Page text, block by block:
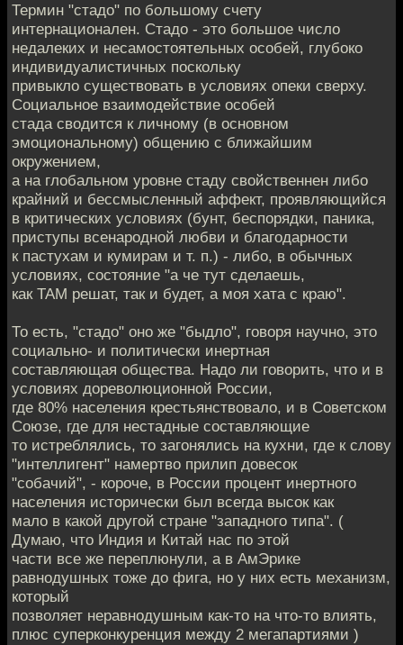
Термин "стадо" по большому счету
интернационален. Стадо - это большое число
недалеких и несамостоятельных особей, глубоко
индивидуалистичных поскольку
привыкло существовать в условиях опеки сверху.
Социальное взаимодействие особей
стада сводится к личному (в основном
эмоциональному) общению с ближайшим
окружением,
а на глобальном уровне стаду свойственнен либо
крайний и бессмысленный аффект, проявляющийся
в критических условиях (бунт, беспорядки, паника,
приступы всенародной любви и благодарности
к пастухам и кумирам и т. п.) - либо, в обычных
условиях, состояние "а че тут сделаешь,
как ТАМ решат, так и будет, а моя хата с краю".
То есть, "стадо" оно же "быдло", говоря научно, это
социально- и политически инертная
составляющая общества. Надо ли говорить, что и в
условиях дореволюционной России,
где 80% населения крестьянствовало, и в Советском
Союзе, где для нестадные составляющие
то истреблялись, то загонялись на кухни, где к слову
"интеллигент" намертво прилип довесок
"собачий", - короче, в России процент инертного
населения исторически был всегда высок как
мало в какой другой стране "западного типа". (
Думаю, что Индия и Китай нас по этой
части все же переплюнули, а в АмЭрике
равнодушных тоже до фига, но у них есть механизм,
который
позволяет неравнодушным как-то на что-то влиять,
плюс суперконкуренция между 2 мегапартиями )